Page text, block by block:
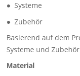
● Systeme
● Zubehör
Basierend auf dem
Systeme und
Material